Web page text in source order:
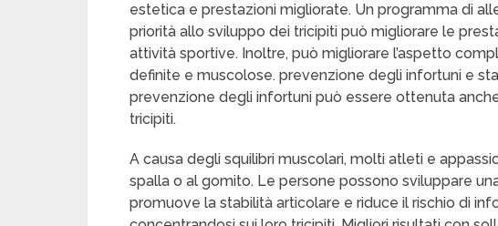
estetica e prestazioni migliorate. Un programma di
priorità allo sviluppo dei tricipiti può migliorare le
attività sportive. Inoltre, può migliorare l’aspetto
definite e muscolose. prevenzione degli infortuni e
prevenzione degli infortuni può essere ottenuta
tricipiti.
A causa degli squilibri muscolari, molti atleti e
spalla o al gomito. Le persone possono sviluppare
promuove la stabilità articolare e riduce il rischio di